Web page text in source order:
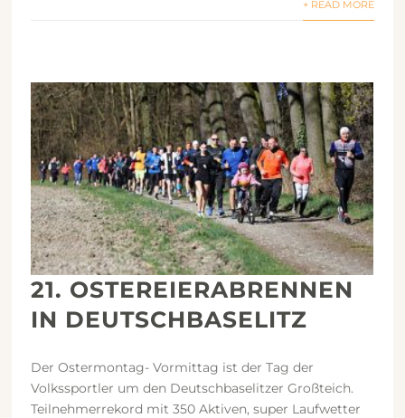
+ READ MORE
21. OSTEREIERABRENNEN
IN DEUTSCHBASELITZ
Der Ostermontag- Vormittag ist der Tag der
Volkssportler um den Deutschbaselitzer Großteich.
Teilnehmerrekord mit 350 Aktiven, super Laufwetter